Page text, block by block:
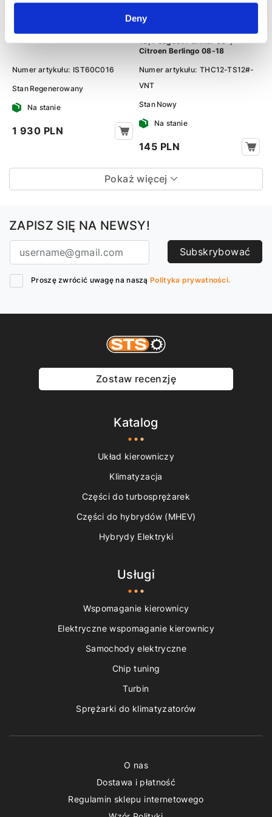
Deny
08-18, DS DS3 15-19
Numer artykułu: IST60C016
Stan Regenerowany
Na stanie
1 930 PLN
(geometria) GARRETT
Citroen Berlingo 08-18
Numer artykułu: THC12-TS12#-
VNT
Stan Nowy
Na stanie
145 PLN
Pokaż więcej
ZAPISZ SIĘ NA NEWSY!
Subskrybować
Proszę zwrócić uwagę na naszą Polityka prywatności.
Zostaw recenzję
Katalog
Układ kierowniczy
Klimatyzacja
Części do turbosprężarek
Części do hybrydów (MHEV)
Hybrydy Elektryki
Usługi
Wspomaganie kierownicy
Elektryczne wspomaganie kierownicy
Samochody elektryczne
Chip tuning
Turbin
Sprężarki do klimatyzatorów
O nas
Dostawa i płatność
Regulamin sklepu internetowego